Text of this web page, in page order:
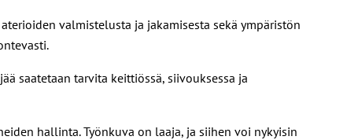
valmistelusta ja jakamisesta sekä ympäristön
saatetaan tarvita keittiössä, siivouksessa ja
hallinta. Työnkuva on laaja, ja siihen voi nykyisin